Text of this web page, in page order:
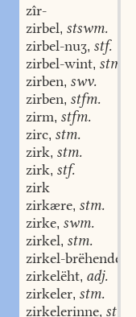
zîr-
zirbel, stswm.
zirbel-nuʒ, stf.
zirbel-wint, stm.
zirben, swv.
zirben, stfm.
zirm, stfm.
zirc, stm.
zirk, stm.
zirk, stf.
zirk
zirkære, stm.
zirke, swm.
zirkel, stm.
zirkel-brëhende
zirkelëht, adj.
zirkeler, stm.
zirkelerinne, stf.